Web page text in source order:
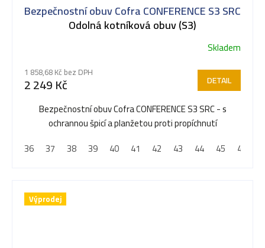
Bezpečnostní obuv Cofra CONFERENCE S3 SRC
Odolná kotníková obuv (S3)
hodnocení
produktu
je
hvězdiček.
Skladem
1 858,68 Kč bez DPH
2 249 Kč DETAIL
Bezpečnostní obuv Cofra CONFERENCE S3 SRC - s
ochrannou špicí a planžetou proti propíchnutí
36
37 38 39 40 41 42 43 44 45 46
Výprodej